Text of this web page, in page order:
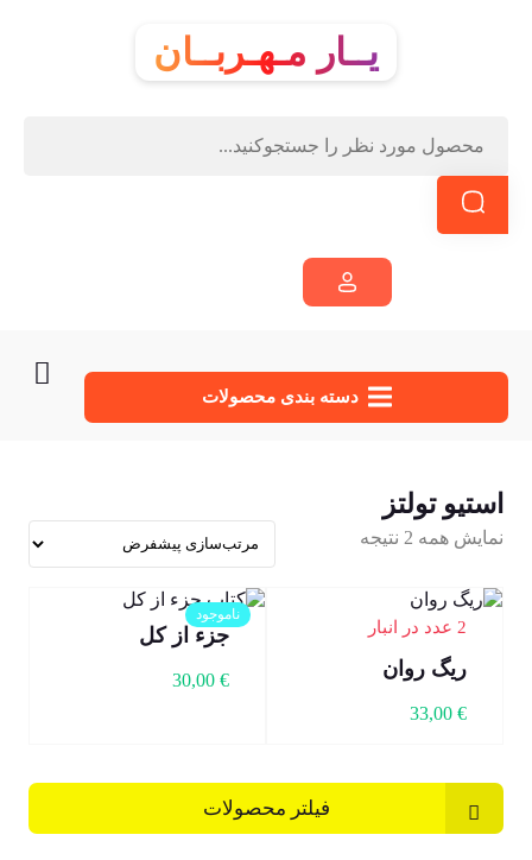
یــار مـهـربــان
دسته‌ بندی محصولات
استیو تولتز
نمایش همه 2 نتیجه
2 عدد در انبار
ریگ روان
33,00 €
ناموجود
جزء از کل
30,00€
فیلتر محصولات